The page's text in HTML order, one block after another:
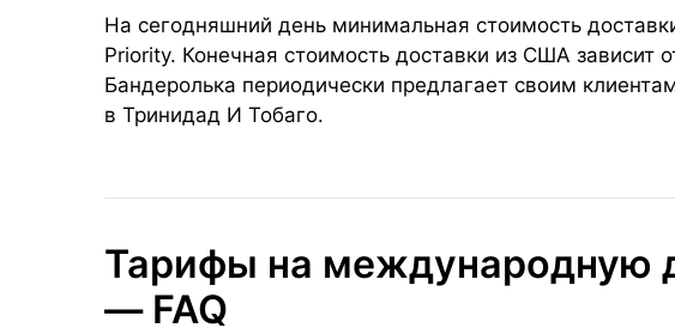
На сегодняшний день минимальная стоимость
Priority. Конечная стоимость доставки из США зависит
Бандеролька периодически предлагает своим
в Тринидад И Тобаго.
Тарифы на международную
— FAQ